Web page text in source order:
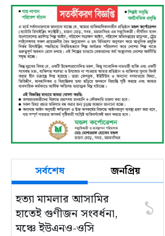
সর্বশেষ জনপ্রিয়
হত্যা মামলার আসামির
হাতেই গুণীজন সংবর্ধনা,
মঞ্চে ইউএনও-ওসি
১